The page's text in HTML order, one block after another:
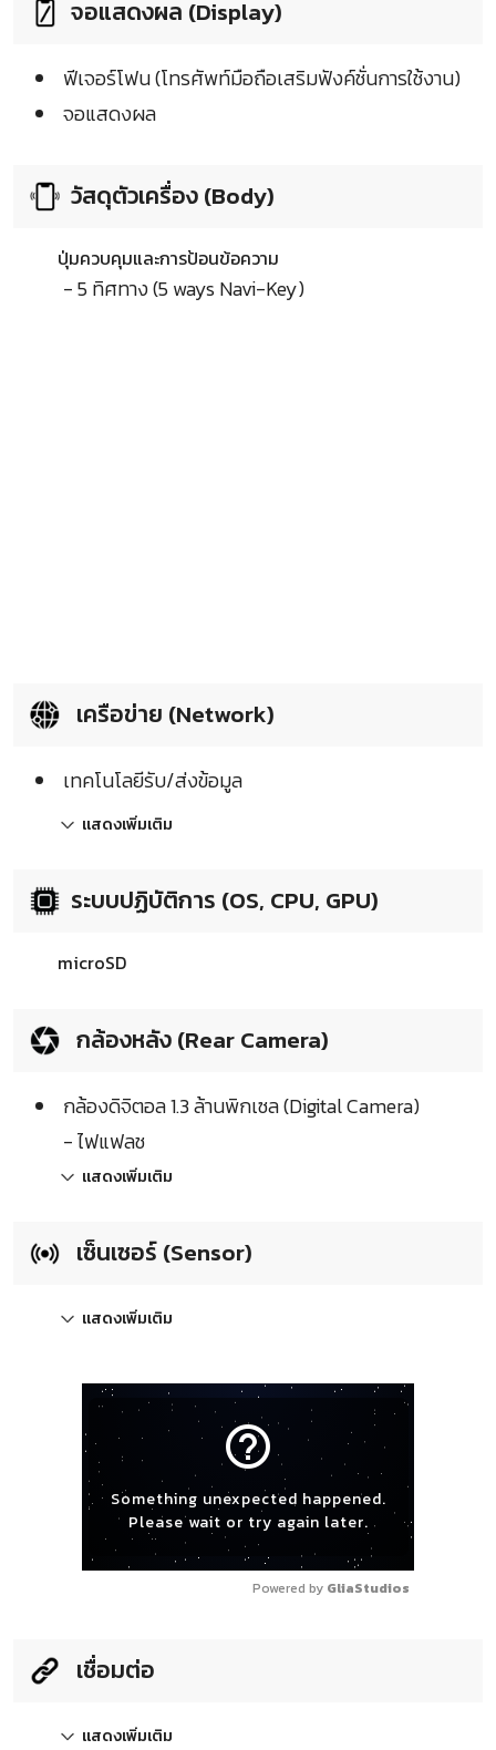
จอแสดงผล (Display)
ฟีเจอร์โฟน (โทรศัพท์มือถือเสริมฟังค์ชั่นการใช้งาน)
จอแสดงผล
วัสดุตัวเครื่อง (Body)
ปุ่มควบคุมและการป้อนข้อความ
- 5 ทิศทาง (5 ways Navi-Key)
เครือข่าย (Network)
เทคโนโลยีรับ/ส่งข้อมูล
แสดงเพิ่มเติม
ระบบปฏิบัติการ (OS, CPU, GPU)
microSD
กล้องหลัง (Rear Camera)
กล้องดิจิตอล 1.3 ล้านพิกเซล (Digital Camera)
- ไฟแฟลช
แสดงเพิ่มเติม
เซ็นเซอร์ (Sensor)
แสดงเพิ่มเติม
help_outline
Something unexpected happened.
Please wait or try again later.
Powered by GliaStudios
เชื่อมต่อ
แสดงเพิ่มเติม